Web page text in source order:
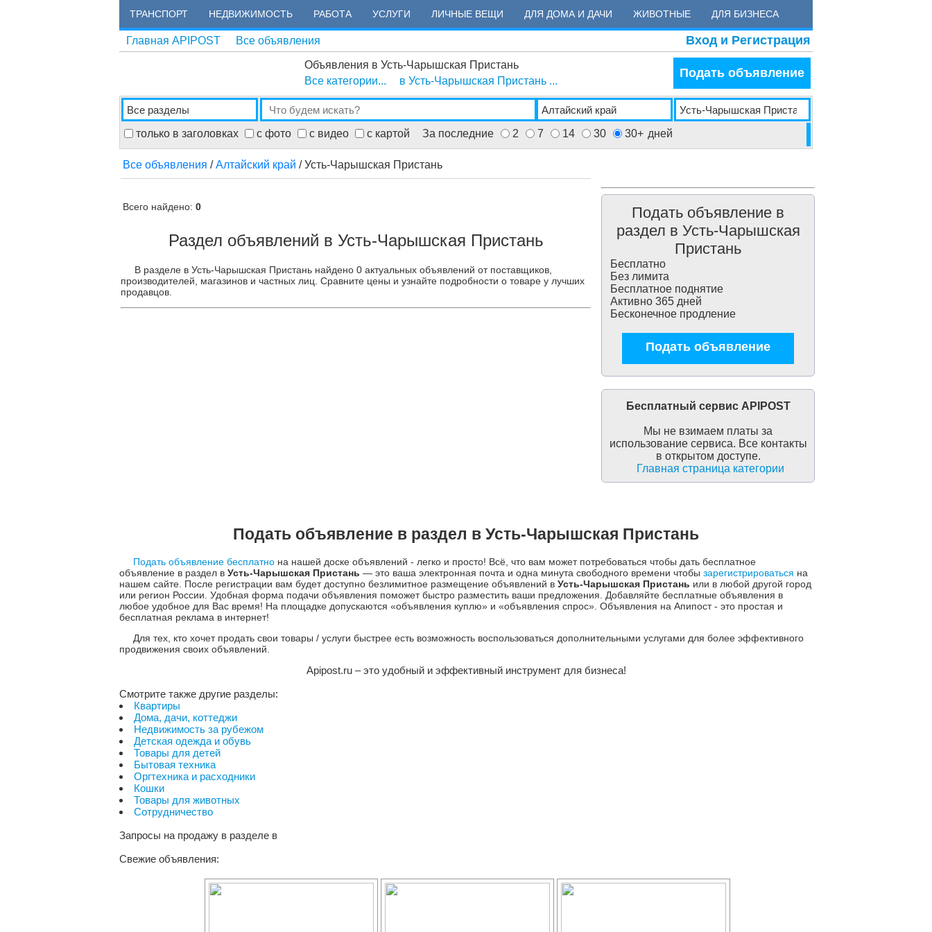
ТРАНСПОРТ НЕДВИЖИМОСТЬ РАБОТА УСЛУГИ ЛИЧНЫЕ ВЕЩИ ДЛЯ ДОМА И ДАЧИ ЖИВОТНЫЕ ДЛЯ БИЗНЕСА
Главная APIPOST Все объявления Вход и Регистрация
Объявления в Усть-Чарышская Пристань
Все категории...
в Усть-Чарышская Пристань ...
Подать объявление
только в заголовках с фото с видео с картой За последние 2 7 14 30 30+ дней
Все объявления /Алтайский край / Усть-Чарышская Пристань
Всего найдено: 0
Раздел объявлений в Усть-Чарышская Пристань
В разделе в Усть-Чарышская Пристань найдено 0 актуальных объявлений от поставщиков,
производителей, магазинов и частных лиц. Сравните цены и узнайте подробности о товаре у лучших
продавцов.
Подать объявление в
раздел в Усть-Чарышская
Пристань
Бесплатно
Без лимита
Бесплатное поднятие
Активно 365 дней
Бесконечное продление
Подать объявление
Бесплатный сервис APIPOST
Мы не взимаем платы за
использование сервиса. Все контакты
в открытом доступе.
Главная страница категории
Подать объявление в раздел в Усть-Чарышская Пристань
Подать объявление бесплатно на нашей доске объявлений - легко и просто! Всё, что вам может потребоваться чтобы дать бесплатное
объявление в раздел в Усть-Чарышская Пристань — это ваша электронная почта и одна минута свободного времени чтобы зарегистрироваться на
нашем сайте. После регистрации вам будет доступно безлимитное размещение объявлений в Усть-Чарышская Пристань или в любой другой город
или регион России. Удобная форма подачи объявления поможет быстро разместить ваши предложения. Добавляйте бесплатные объявления в
любое удобное для Вас время! На площадке допускаются «объявления куплю» и «объявления спрос». Объявления на Апипост - это простая и
бесплатная реклама в интернет!
Для тех, кто хочет продать свои товары / услуги быстрее есть возможность воспользоваться дополнительными услугами для более эффективного
продвижения своих объявлений.
Apipost.ru – это удобный и эффективный инструмент для бизнеса!
Смотрите также другие разделы:
Квартиры
Дома, дачи, коттеджи
Недвижимость за рубежом
Детская одежда и обувь
Товары для детей
Бытовая техника
Оргтехника и расходники
Кошки
Товары для животных
Сотрудничество
Запросы на продажу в разделе в
Свежие объявления: